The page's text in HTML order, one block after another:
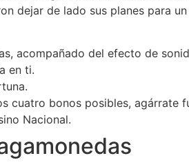
dejar de lado sus planes para
acompañado del efecto de
en ti.
cuatro bonos posibles, agárrate
Nacional.